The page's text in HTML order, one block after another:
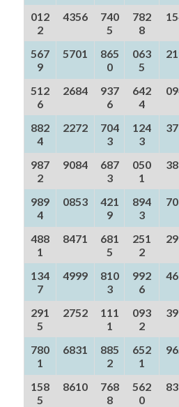
012
2
4356
740
5
782
8
567
9
5701
865
0
063
5
512
6
2684
937
6
642
4
882
4
2272
704
3
124
3
987
2
9084
687
3
050
1
989
4
0853
421
9
894
3
488
1
8471
681
5
251
2
134
7
4999
810
3
992
6
291
5
2752
111
1
093
2
780
1
6831
885
2
652
1
158
5
8610
768
8
562
0